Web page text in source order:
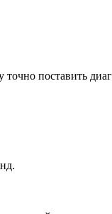
поставить